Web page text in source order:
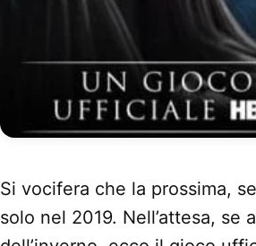
Si vocifera che la prossima,
solo nel 2019. Nell’attesa, se